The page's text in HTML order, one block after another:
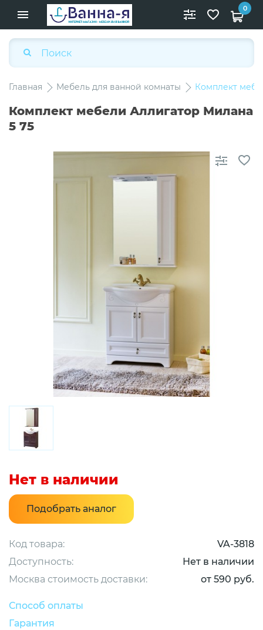
0
Главная Мебель для ванной комнаты Комплект
Комплект мебели Аллигатор Милана
5 75
Нет в наличии
Подобрать аналог
Код товара:
VA-3818
Доступность:
Нет в наличии
Москва стоимость доставки:
от 590 руб.
Способ оплаты
Гарантия